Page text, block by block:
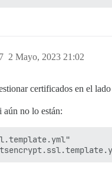
2 Mayo, 2023 21:02
certificados en el
aún no lo están: